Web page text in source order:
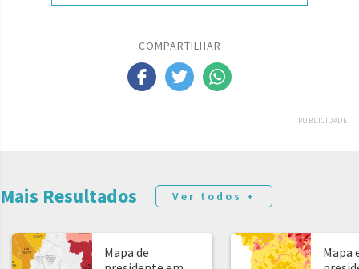
COMPARTILHAR
PUBLICIDADE
Mais Resultados Ver todos +
Mapa de
Mapa